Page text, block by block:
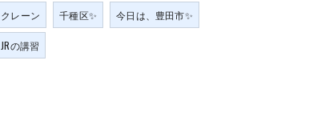
クレーン 千種区✨ 今日は、豊田市✨
JRの講習